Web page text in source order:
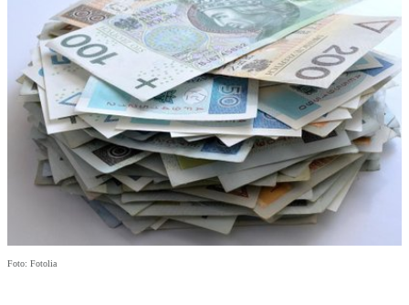
Foto: Fotolia